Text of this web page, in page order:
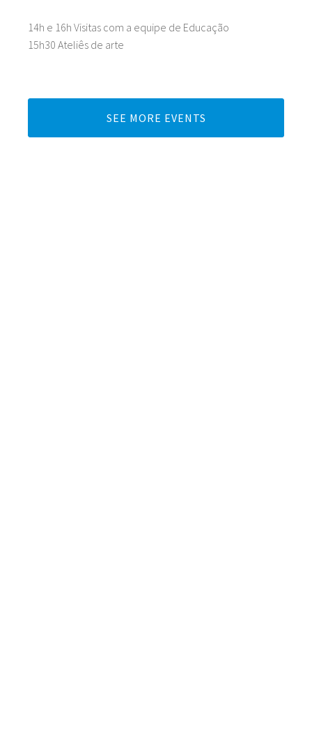
14h e 16h Visitas com a equipe de Educação
15h30 Ateliês de arte
SEE MORE EVENTS